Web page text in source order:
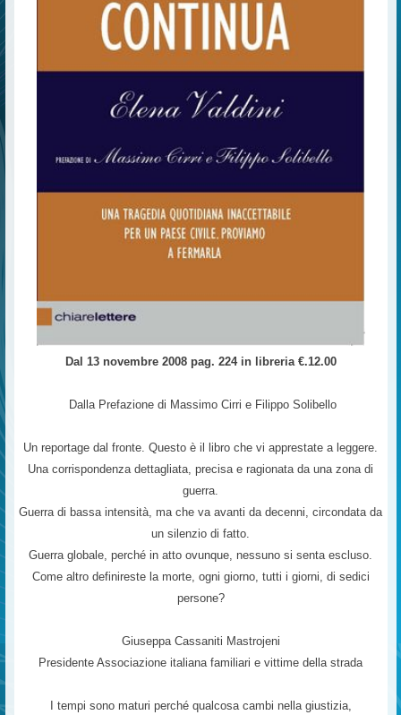
Dal 13 novembre 2008 pag. 224 in libreria €.12.00
Dalla Prefazione di Massimo Cirri e Filippo Solibello
Un reportage dal fronte. Questo è il libro che vi apprestate a leggere.
Una corrispondenza dettagliata, precisa e ragionata da una zona di
guerra.
Guerra di bassa intensità, ma che va avanti da decenni, circondata da
un silenzio di fatto.
Guerra globale, perché in atto ovunque, nessuno si senta escluso.
Come altro definireste la morte, ogni giorno, tutti i giorni, di sedici
persone?
Giuseppa Cassaniti Mastrojeni
Presidente Associazione italiana familiari e vittime della strada
I tempi sono maturi perché qualcosa cambi nella giustizia,